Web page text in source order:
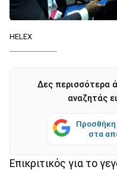
HELEX
Δες περισσότερα
αναζητάς
στα
Επικριτικός για το